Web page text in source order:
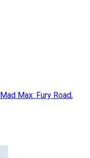
Mad Max: Fury Road,